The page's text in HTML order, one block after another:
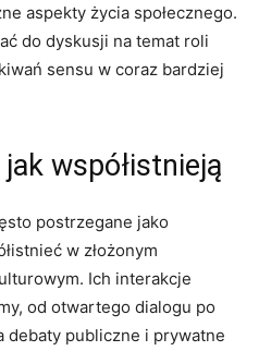
aspekty życia ‍społecznego.
do dyskusji na temat roli
sensu w coraz bardziej
współistnieją
postrzegane jako
w złożonym
Ich interakcje
od otwartego dialogu po
debaty publiczne i prywatne